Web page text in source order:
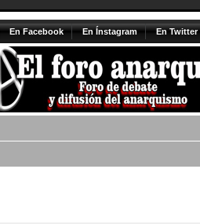
En Facebook En Ínstagram En Twitter